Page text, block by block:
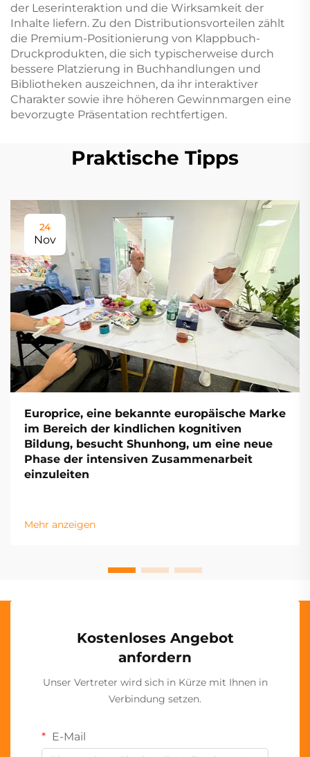
der Leserinteraktion und die Wirksamkeit der
Inhalte liefern. Zu den Distributionsvorteilen zählt
die Premium-Positionierung von Klappbuch-
Druckprodukten, die sich typischerweise durch
bessere Platzierung in Buchhandlungen und
Bibliotheken auszeichnen, da ihr interaktiver
Charakter sowie ihre höheren Gewinnmargen eine
bevorzugte Präsentation rechtfertigen.
Praktische Tipps
24
Nov
Europrice, eine bekannte europäische Marke
im Bereich der kindlichen kognitiven
Bildung, besucht Shunhong, um eine neue
Phase der intensiven Zusammenarbeit
einzuleiten
Mehr anzeigen
Kostenloses Angebot
anfordern
Unser Vertreter wird sich in Kürze mit Ihnen in
Verbindung setzen.
E-Mail